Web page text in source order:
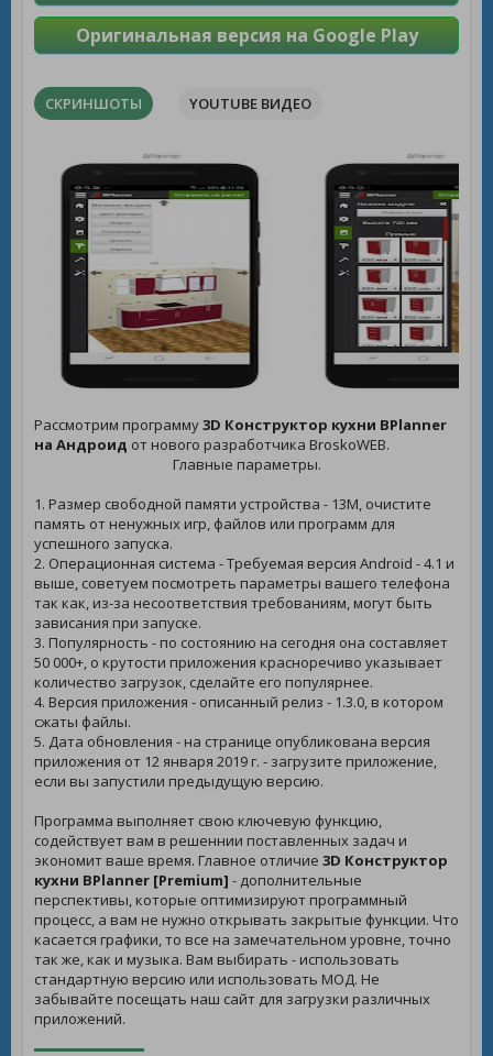
Оригинальная версия на Google Play
СКРИНШОТЫ YOUTUBE ВИДЕО
Рассмотрим программу3D Конструктор кухни BPlanner
на Андроид от нового разработчика BroskoWEB.
Главные параметры.
1. Размер свободной памяти устройства - 13M, очистите
память от ненужных игр, файлов или программ для
успешного запуска.
2. Операционная система - Требуемая версия Android - 4.1 и
выше, советуем посмотреть параметры вашего телефона
так как, из-за несоответствия требованиям, могут быть
зависания при запуске.
3. Популярность - по состоянию на сегодня она составляет
50 000+, о крутости приложения красноречиво указывает
количество загрузок, сделайте его популярнее.
4. Версия приложения - описанный релиз - 1.3.0, в котором
сжаты файлы.
5. Дата обновления - на странице опубликована версия
приложения от 12 января 2019 г. - загрузите приложение,
если вы запустили предыдущую версию.
Программа выполняет свою ключевую функцию,
содействует вам в решеннии поставленных задач и
экономит ваше время. Главное отличие 3D Конструктор
кухни BPlanner [Premium] - дополнительные
перспективы, которые оптимизируют программный
процесс, а вам не нужно открывать закрытые функции. Что
касается графики, то все на замечательном уровне, точно
так же, как и музыка. Вам выбирать - использовать
стандартную версию или использовать МОД. Не
забывайте посещать наш сайт для загрузки различных
приложений.